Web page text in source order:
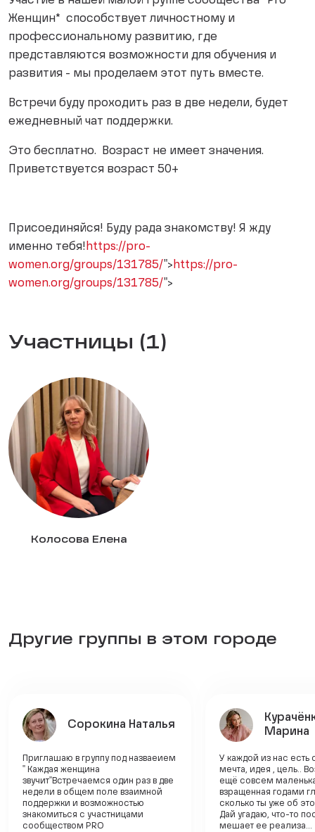
Женщин* способствует личностному и
профессиональному развитию, где
представляются возможности для обучения и
развития - мы проделаем этот путь вместе.
Встречи буду проходить раз в две недели, будет
ежедневный чат поддержки.
Это бесплатно. Возраст не имеет значения.
Приветствуется возраст 50+
Присоединяйся! Буду рада знакомству! Я жду
именно тебя! https://pro-
women.org/groups/131785/"> https://pro-
women.org/groups/131785/">
Участницы (1)
Колосова Елена
Другие группы в этом городе
Сорокина Наталья
Приглашаю в группу под назваеием
" Каждая женщина
звучит"Встречаемся один раз в две
недели в общем поле взаимной
поддержки и возможностью
знакомиться с участницами
сообществом PRO
Марина
У каждой из нас есть
мечта, идея , цель..
ещё совсем
взращенная годами
сколько ты уже об
Дай угадаю, что-то
мешает ее реализа...